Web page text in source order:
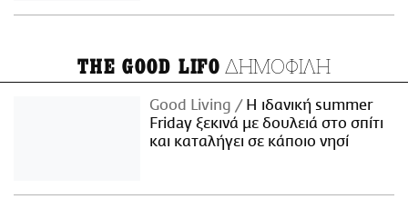
THE GOOD LIFO ΔΗΜΟΦΙΛΗ
Good Living
Η ιδανική summer
Friday ξεκινά με δουλειά στο σπίτι
και καταλήγει σε κάποιο νησί